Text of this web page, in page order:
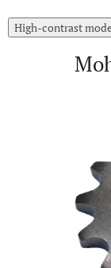
High-contrast